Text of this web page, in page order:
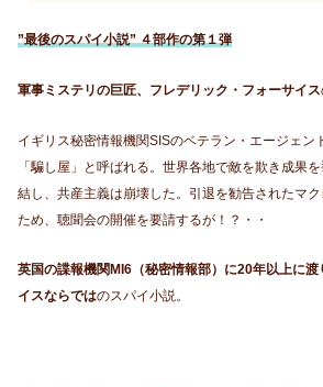
”最後のスパイ小説” ４部作の第１弾
軍事ミステリの巨匠、フレデリック・フォーサイス
イギリス秘密情報機関SISのベテラン・エージェン
「騙し屋」と呼ばれる。世界各地で敵を欺き成果
結し、共産主義は崩壊した。引退を勧告されたマ
ため、聴聞会の開催を要請するが！？・・
英国の諜報機関MI6（秘密情報部）に20年以上に
イスならではのスパイ小説。